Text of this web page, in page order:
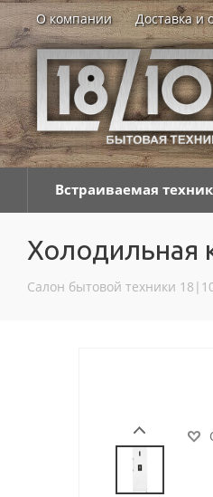
О компании Доставка и
Встраиваемая
Холодильная
Салон бытовой техники